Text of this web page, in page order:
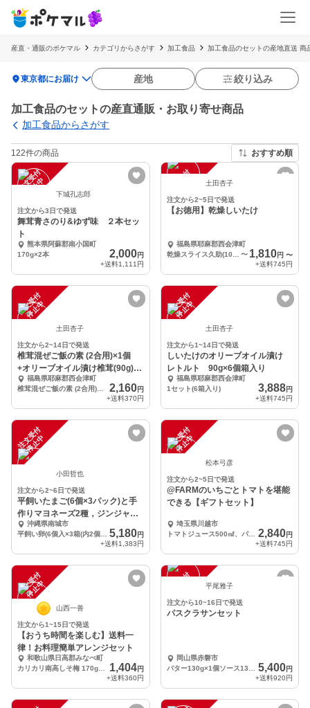
産直・通販のポケマル カテゴリからさがす 加工食品 加工食品のセットの産地直送 商
location_on東京都にお届け 産地 絞り込み
加工食品のセットの産直通販・お取り寄せ商品
加工食品からさがす
122件の商品 おすすめ順
注
文
受
付
停
止
中 下城孔志郎
注文から3日で発送
舞茸青さのり&ゆず味 ２本セッ
ト
熊本県阿蘇郡南小国町
170g×2本
2,000円
+送料1,111円
注
文
受
付
停
止 土田杏子
注文から2~5日で発送
【お徳用】乾燥しいたけ
福島県耶麻郡西会津町
〜 1,810円 〜
+送料745円
注
文
受
付
停
止
中
土田杏子
注文から2~14日で発送
椎茸混ぜご飯の素 (2合用)×1個
+オリーブオイル漬け椎茸(90g)×2
個セット
福島県耶麻郡西会津町
2,160円
+送料370円
注
文
受
付
停
止
中
土田杏子
注文から1~14日で発送
しいたけのオリーブオイル漬け
レトルト 90g×6個箱入り
福島県耶麻郡西会津町
1セット(6箱入り)
3,888円
+送料745円
注
文
受
付
停
止
中
小田哲也
注文から2~6日で発送
平飼いたまご(6個×3パック)と手
作りマヨネーズ2種，ジンジャー
シロップセット
沖縄県南城市
5,180円
+送料1,383円
注
文
受
付
停
止
中
松本弓彦
注文から2~5日で発送
@FARMのいちごとトマトを堪能
できる【ギフトセット】
埼玉県川越市
トマトジュース500㎖、パウンドケーキ250ℊ、いちごジャム130ℊ
2,840円
+送料745円
注
文
受
付
停
止
中
山西一善
注文から1~15日で発送
【おうち時間を楽しむ】送料一
律！お料理簡単アレンジセット
和歌山県日高郡みなべ町
1,404円
+送料360円
注
文
受
付
停
止 平尾雅子
注文から10~16日で発送
パスクラサンセット
岡山県赤磐市
5,400円
+送料920円